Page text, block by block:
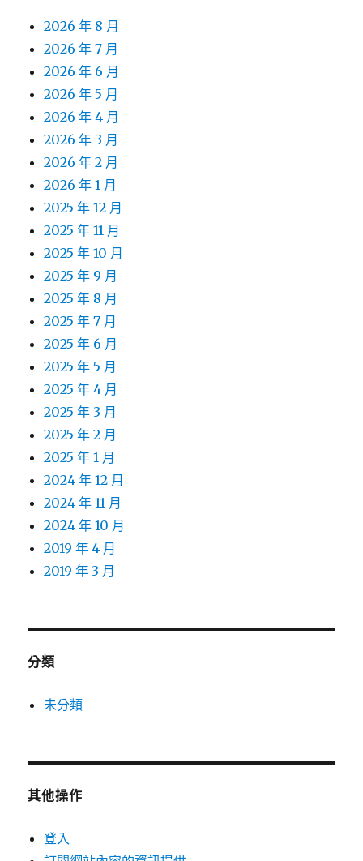
2026 年 8 月
2026 年 7 月
2026 年 6 月
2026 年 5 月
2026 年 4 月
2026 年 3 月
2026 年 2 月
2026 年 1 月
2025 年 12 月
2025 年 11 月
2025 年 10 月
2025 年 9 月
2025 年 8 月
2025 年 7 月
2025 年 6 月
2025 年 5 月
2025 年 4 月
2025 年 3 月
2025 年 2 月
2025 年 1 月
2024 年 12 月
2024 年 11 月
2024 年 10 月
2019 年 4 月
2019 年 3 月
分類
未分類
其他操作
登入